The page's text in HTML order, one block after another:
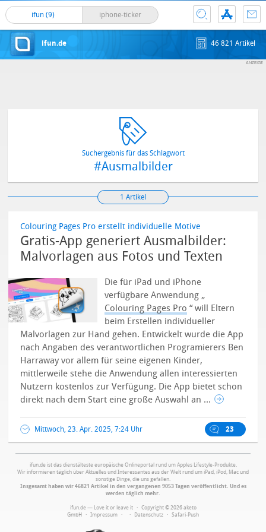
ifun (9) iphone-ticker
ifun.de 46 821 Artikel
Suchergebnis für das Schlagwort
#Ausmalbilder
1 Artikel
Colouring Pages Pro erstellt individuelle Motive
Gratis-App generiert Ausmalbilder:
Malvorlagen aus Fotos und Texten
Die für iPad und iPhone
verfügbare Anwendung „
Colouring Pages Pro “ will Eltern
beim Erstellen individueller
Malvorlagen zur Hand gehen. Entwickelt wurde die App
nach Angaben des verantwortlichen Programierers Ben
Harraway vor allem für seine eigenen Kinder,
mittlerweile stehe die Anwendung allen interessierten
Nutzern kostenlos zur Verfügung. Die App bietet schon
direkt nach dem Start eine große Auswahl an ...
Mittwoch, 23. Apr. 2025, 7:24 Uhr 23
ifun.de ist das dienstälteste europäische Onlineportal rund um Apples Lifestyle-Produkte.
Wir informieren täglich über Aktuelles und Interessantes aus der Welt rund um iPad, iPod, Mac und
sonstige Dinge, die uns gefallen.
Insgesamt haben wir 46821 Artikel in den vergangenen 9053 Tagen veröffentlicht. Und es
werden täglich mehr.
ifun.de — Love it or leave it · Copyright © 2026 aketo
GmbH · Impressum · · Datenschutz · Safari-Push